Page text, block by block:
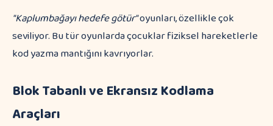
"Kaplumbağayı hedefe götür"oyunları, özellikle çok
seviliyor. Bu tür oyunlarda çocuklar fiziksel hareketlerle
kod yazma mantığını kavrıyorlar.
Blok Tabanlı ve Ekransız Kodlama
Araçları